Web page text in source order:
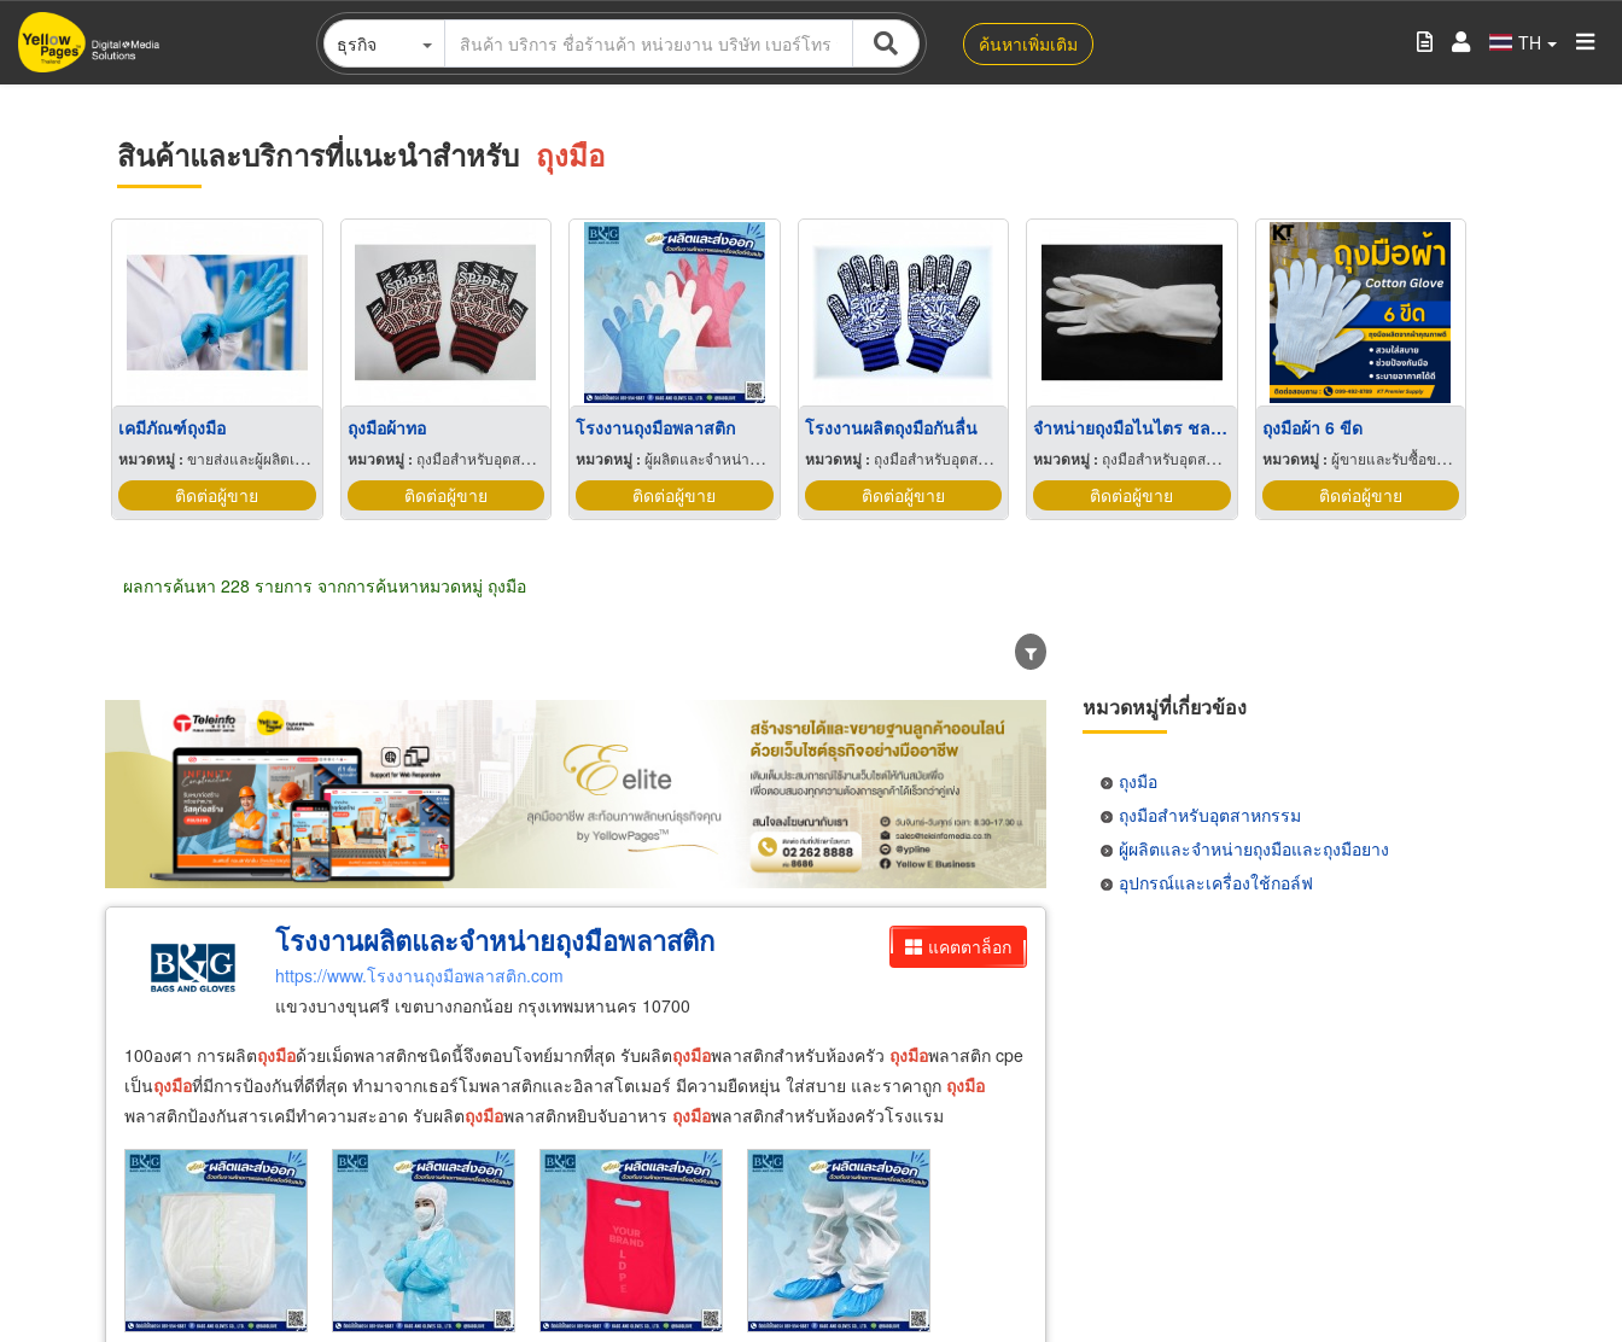
ข้าม
ไป
ธุรกิจ ค้นหาเพิ่มเติม TH
สินค้าและบริการที่แนะนำสำหรับ ถุงมือ
เคมีภัณฑ์ถุงมือ
หมวดหมู่ : ขายส่งและผู้ผลิตเคมีภัณฑ์
ติดต่อผู้ขาย
ถุงมือผ้าทอ
หมวดหมู่ : ถุงมือสำหรับอุตสาหกรรม
ติดต่อผู้ขาย
โรงงานถุงมือพลาสติก
หมวดหมู่ : ผู้ผลิตและจำหน่ายถุงมือและถุงมือยาง
ติดต่อผู้ขาย
โรงงานผลิตถุงมือกันลื่น
หมวดหมู่ : ถุงมือสำหรับอุตสาหกรรม
ติดต่อผู้ขาย
จำหน่ายถุงมือไนไตร ชลบุรี
หมวดหมู่ : ถุงมือสำหรับอุตสาหกรรม
ติดต่อผู้ขาย
ถุงมือผ้า 6 ขีด
หมวดหมู่ : ผู้ขายและรับซื้อของเก่าและเศษเหล็ก
ติดต่อผู้ขาย
ผลการค้นหา 228 รายการ จากการค้นหาหมวดหมู่ ถุงมือ
ขายส่ง ขายปลีก ผู้ผลิต ตัวแทนจัดจำหน่าย ผู้ส่งออก/นำเข้า ธุรกิจบริการ
แคตตาล็อก
โรงงานผลิตและจำหน่ายถุงมือพลาสติก
https://www.โรงงานถุงมือพลาสติก.com
แขวงบางขุนศรี เขตบางกอกน้อย กรุงเทพมหานคร 10700
100องศา การผลิตถุงมือด้วยเม็ดพลาสติกชนิดนี้จึงตอบโจทย์มากที่สุด รับผลิตถุงมือพลาสติกสำหรับห้องครัว ถุงมือพลาสติก cpe
เป็นถุงมือที่มีการป้องกันที่ดีที่สุด ทำมาจากเธอร์โมพลาสติกและอิลาสโตเมอร์ มีความยืดหยุ่น ใส่สบาย และราคาถูก ถุงมือ
พลาสติกป้องกันสารเคมีทำความสะอาด รับผลิตถุงมือพลาสติกหยิบจับอาหาร ถุงมือพลาสติกสำหรับห้องครัวโรงแรม
หมวดหมู่ที่เกี่ยวข้อง
ถุงมือ
ถุงมือสำหรับอุตสาหกรรม
ผู้ผลิตและจำหน่ายถุงมือและถุงมือยาง
อุปกรณ์และเครื่องใช้กอล์ฟ